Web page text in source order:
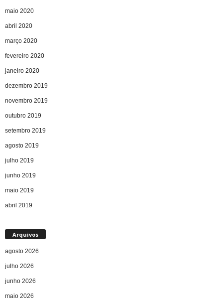
maio 2020
abril 2020
março 2020
fevereiro 2020
janeiro 2020
dezembro 2019
novembro 2019
outubro 2019
setembro 2019
agosto 2019
julho 2019
junho 2019
maio 2019
abril 2019
Arquivos
agosto 2026
julho 2026
junho 2026
maio 2026